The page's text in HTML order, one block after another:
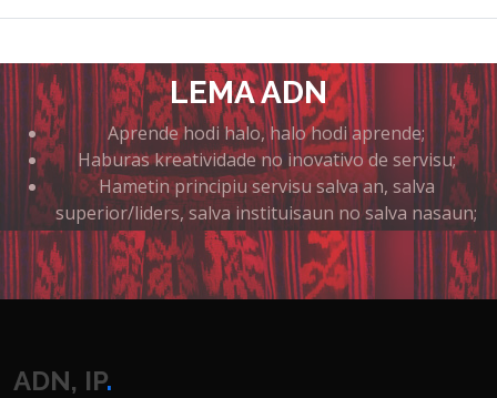
LEMA ADN
Aprende hodi halo, halo hodi aprende;
Haburas kreatividade no inovativo de servisu;
Hametin principiu servisu salva an, salva
superior/liders, salva instituisaun no salva nasaun;
ADN, IP.